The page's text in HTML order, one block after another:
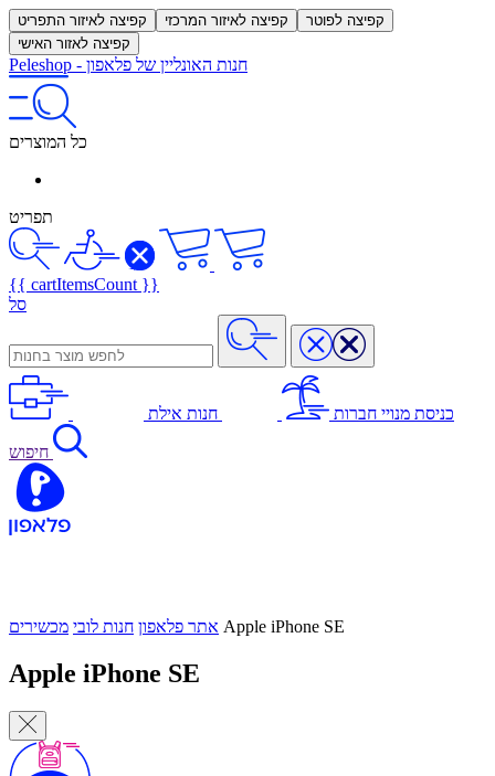
קפיצה לאיזור התפריט קפיצה לאיזור המרכזי
קפיצה לפוטר
קפיצה לאזור האישי
Peleshop - חנות האונליין של פלאפון
כל המוצרים
תפריט
{{ cartItemsCount }}
סל
כניסת מנויי חברות חנות אילת
חיפוש
אתר פלאפון חנות לובי מכשירים Apple iPhone SE
Apple iPhone SE